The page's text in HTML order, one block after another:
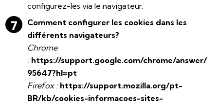
configurez-les via le navigateur.
Comment configurer les cookies dans les
différents navigateurs?
Chrome
: https://support.google.com/chrome/answer/
95647?hl=pt
Firefox : https://support.mozilla.org/pt-
BR/kb/cookies-informacoes-sites-